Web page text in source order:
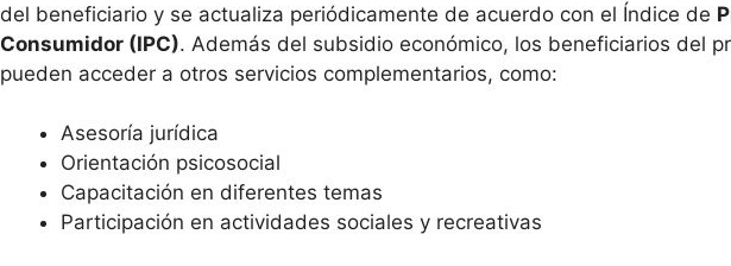
del beneficiario y se actualiza periódicamente de acuerdo con el Índice de
Consumidor (IPC). Además del subsidio económico, los beneficiarios del
pueden acceder a otros servicios complementarios, como:
Asesoría jurídica
Orientación psicosocial
Capacitación en diferentes temas
Participación en actividades sociales y recreativas